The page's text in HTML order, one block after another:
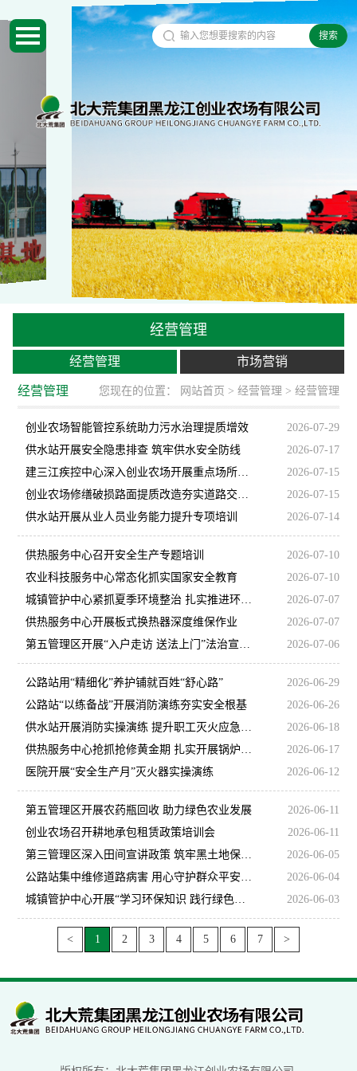
搜索
经营管理
经营管理 市场营销
经营管理 您现在的位置： 网站首页 > 经营管理 > 经营管理
创业农场智能管控系统助力污水治理提质增效
2026-07-29
供水站开展安全隐患排查 筑牢供水安全防线
2026-07-17
建三江疾控中心深入创业农场开展重点场所人群健康监测工作
2026-07-15
创业农场修缮破损路面提质改造夯实道路交通保障
2026-07-15
供水站开展从业人员业务能力提升专项培训
2026-07-14
供热服务中心召开安全生产专题培训
2026-07-10
农业科技服务中心常态化抓实国家安全教育
2026-07-10
城镇管护中心紧抓夏季环境整治 扎实推进环卫攻坚行动
2026-07-07
供热服务中心开展板式换热器深度维保作业
2026-07-07
第五管理区开展“入户走访 送法上门”法治宣传活动
2026-07-06
公路站用“精细化”养护铺就百姓“舒心路”
2026-06-29
公路站“以练备战”开展消防演练夯实安全根基
2026-06-26
供水站开展消防实操演练 提升职工灭火应急能力
2026-06-18
供热服务中心抢抓抢修黄金期 扎实开展锅炉设备维保保养
2026-06-17
医院开展“安全生产月”灭火器实操演练
2026-06-12
第五管理区开展农药瓶回收 助力绿色农业发展
2026-06-11
创业农场召开耕地承包租赁政策培训会
2026-06-11
第三管理区深入田间宣讲政策 筑牢黑土地保护防线
2026-06-05
公路站集中维修道路病害 用心守护群众平安出行
2026-06-04
城镇管护中心开展“学习环保知识 践行绿色理念”世界环境日学习活动
2026-06-03
< 1 2 3 4 5 6 7 >